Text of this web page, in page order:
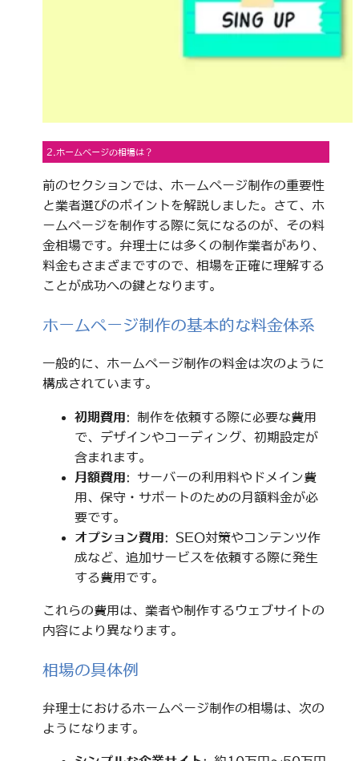
2.ホームページの相場は？
前のセクションでは、ホームページ制作の重要性
と業者選びのポイントを解説しました。さて、ホ
ームページを制作する際に気になるのが、その料
金相場です。弁理士には多くの制作業者があり、
料金もさまざまですので、相場を正確に理解する
ことが成功への鍵となります。
ホームページ制作の基本的な料金体系
一般的に、ホームページ制作の料金は次のように
構成されています。
初期費用: 制作を依頼する際に必要な費用
で、デザインやコーディング、初期設定が
含まれます。
月額費用: サーバーの利用料やドメイン費
用、保守・サポートのための月額料金が必
要です。
オプション費用: SEO対策やコンテンツ作
成など、追加サービスを依頼する際に発生
する費用です。
これらの費用は、業者や制作するウェブサイトの
内容により異なります。
相場の具体例
弁理士におけるホームページ制作の相場は、次の
ようになります。